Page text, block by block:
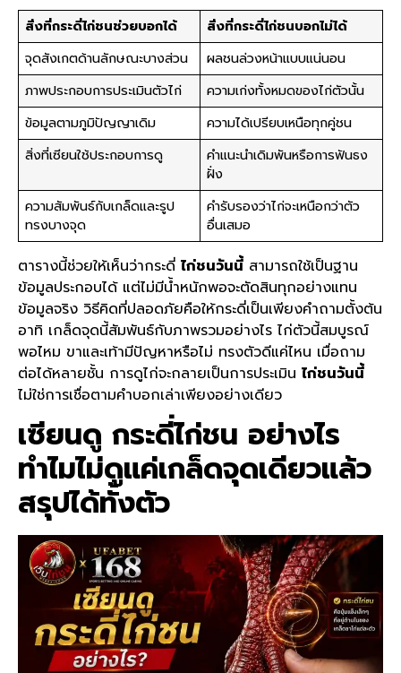
สิ่งที่กระดี่ไก่ชนช่วยบอกได้
สิ่งที่กระดี่ไก่ชนบอกไม่ได้
จุดสังเกตด้านลักษณะบางส่วน
ผลชนล่วงหน้าแบบแน่นอน
ภาพประกอบการประเมินตัวไก่
ความเก่งทั้งหมดของไก่ตัวนั้น
ข้อมูลตามภูมิปัญญาเดิม
ความได้เปรียบเหนือทุกคู่ชน
สิ่งที่เซียนใช้ประกอบการดู
คำแนะนำเดิมพันหรือการฟันธง
ฝั่ง
ความสัมพันธ์กับเกล็ดและรูป
ทรงบางจุด
คำรับรองว่าไก่จะเหนือกว่าตัว
อื่นเสมอ
ตารางนี้ช่วยให้เห็นว่ากระดี่ ไก่ชนวันนี้ สามารถใช้เป็นฐาน
ข้อมูลประกอบได้ แต่ไม่มีน้ำหนักพอจะตัดสินทุกอย่างแทน
ข้อมูลจริง วิธีคิดที่ปลอดภัยคือให้กระดี่เป็นเพียงคำถามตั้งต้น
อาทิ เกล็ดจุดนี้สัมพันธ์กับภาพรวมอย่างไร ไก่ตัวนี้สมบูรณ์
พอไหม ขาและเท้ามีปัญหาหรือไม่ ทรงตัวดีแค่ไหน เมื่อถาม
ต่อได้หลายชั้น การดูไก่จะกลายเป็นการประเมิน ไก่ชนวันนี้
ไม่ใช่การเชื่อตามคำบอกเล่าเพียงอย่างเดียว
เซียนดู กระดี่ไก่ชน อย่างไร
ทำไมไม่ดูแค่เกล็ดจุดเดียวแล้ว
สรุปได้ทั้งตัว